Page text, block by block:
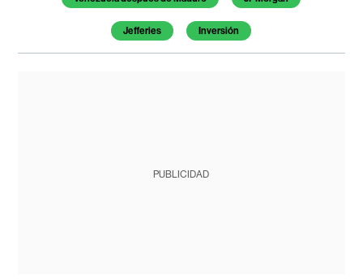
Jefferies Inversión
PUBLICIDAD